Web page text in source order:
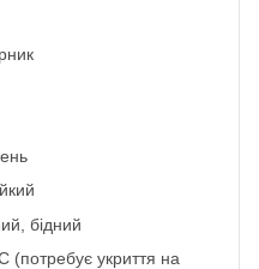
бідний
(потребує укриття на